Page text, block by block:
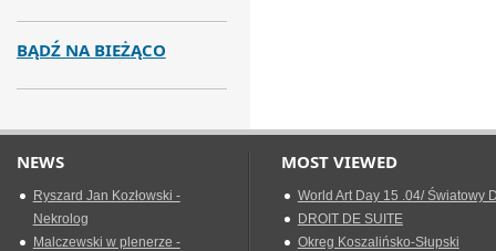
BĄDŹ NA BIEŻĄCO
NEWS
Ryszard Jan Kozłowski -
Nekrolog
Malczewski w plenerze -
MOST VIEWED
World Art Day 15 .04/ Światowy
DROIT DE SUITE
Okreg Koszalińsko-Słupski